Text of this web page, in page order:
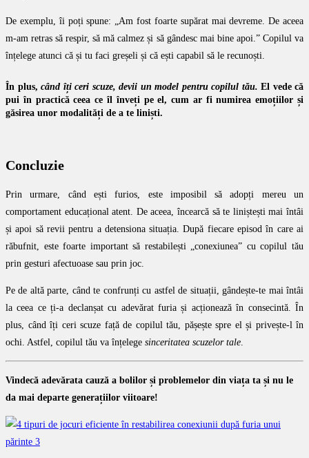
De exemplu, îi poți spune: „Am fost foarte supărat mai devreme. De aceea
m-am retras să respir, să mă calmez și să gândesc mai bine apoi.” Copilul va
înțelege atunci că și tu faci greșeli și că ești capabil să le recunoști.
În plus, când îți ceri scuze, devii un model pentru copilul tău. El vede că
pui în practică ceea ce îl înveți pe el, cum ar fi numirea emoțiilor și
găsirea unor modalități de a te liniști.
Concluzie
Prin urmare, când ești furios, este imposibil să adopți mereu un
comportament educațional atent. De aceea, încearcă să te liniștești mai întâi
și apoi să revii pentru a detensiona situația. După fiecare episod în care ai
răbufnit, este foarte important să restabilești „conexiunea” cu copilul tău
prin gesturi afectuoase sau prin joc.
Pe de altă parte, când te confrunți cu astfel de situații, gândește-te mai întâi
la ceea ce ți-a declanșat cu adevărat furia și acționează în consecintă. În
plus, când îți ceri scuze față de copilul tău, pășește spre el și privește-l în
ochi. Astfel, copilul tău va înțelege sinceritatea scuzelor tale.
Vindecă adevărata cauză a bolilor și problemelor din viața ta și nu le
da mai departe generațiilor viitoare!